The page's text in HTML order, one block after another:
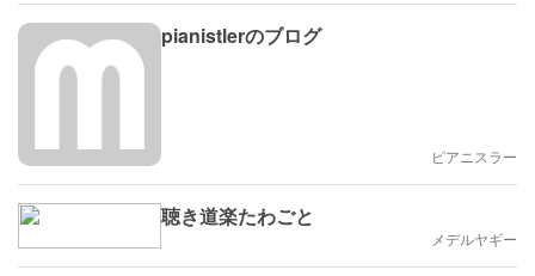
pianistlerのブログ
ピアニスラー
聴き道楽たわごと
メデルヤギー